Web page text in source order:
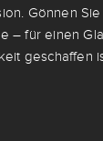
Gönnen Sie
– für einen
geschaffen